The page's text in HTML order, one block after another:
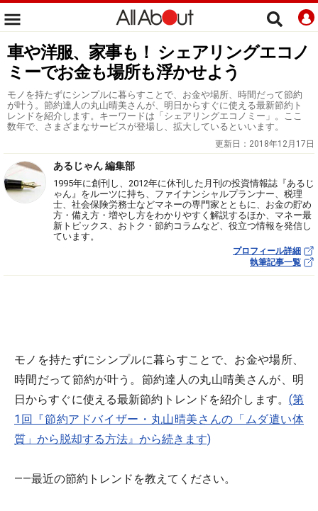
車や洋服、家事も！ シェアリングエコノ
ミーでお金も場所も浮かせよう
モノを持たずにシンプルに暮らすことで、お金や場所、時間だって節約
が叶う。節約達人の丸山晴美さんが、明日からすぐに使える最新節約ト
レンドを紹介します。キーワードは「シェアリングエコノミー」。ここ
数年で、さまざまなサービスが登場し、拡大しているといいます。
更新日： 2018年12月17日
あるじゃん 編集部
1995年に創刊し、2012年に休刊した月刊の投資情報誌『あるじ
ゃん』をルーツに持ち、ファイナンシャルプランナー、税理
士、社会保険労務士などマネーの専門家とともに、お金の貯め
方・備え方・増やし方をわかりやすく解説するほか、マネー最
新トピックス、おトク・節約コラムなど、役立つ情報を発信し
ています。
プロフィール詳細
執筆記事一覧
モノを持たずにシンプルに暮らすことで、お金や場所、
時間だって節約が叶う。節約達人の丸山晴美さんが、明
日からすぐに使える最新節約トレンドを紹介します。 (第
1回『節約アドバイザー・丸山晴美さんの「ムダ遣い体
質」から脱却する方法』から続きます)
――最近の節約トレンドを教えてください。